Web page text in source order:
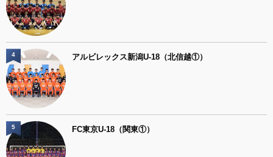
アルビレックス新潟U-18（北信越①）
4
FC東京U-18（関東①）
5